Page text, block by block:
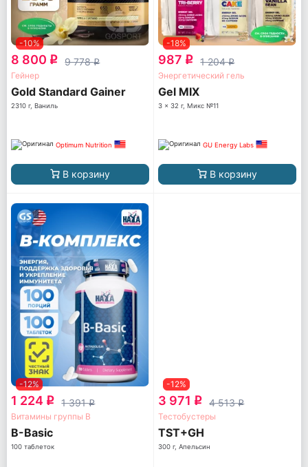
-10%
8 800 q 9 778q
Гейнер
Gold Standard Gainer
2310 г, Ваниль
Optimum Nutrition
В корзину
-18%
987 q 1 204q
Энергетический гель
Gel MIX
3 x 32 г, Микс №11
GU Energy Labs
В корзину
-12%
1 224 q 1 391q
Витамины группы B
B-Basic
100 таблеток
-12%
3 971 q 4 513q
Тестобустеры
TST+GH
300 г, Апельсин